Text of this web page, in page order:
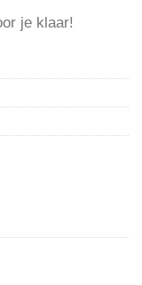
je klaar!